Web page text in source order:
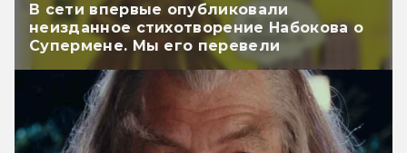
В сети впервые опубликовали
неизданное стихотворение Набокова о
Супермене. Мы его перевели